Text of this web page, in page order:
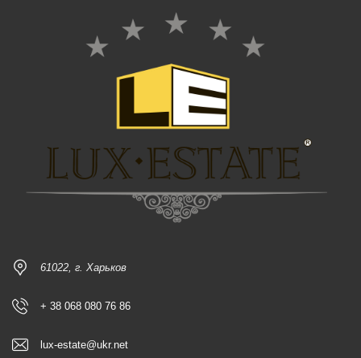
61022, г. Харьков
+ 38 068 080 76 86
lux-estate@ukr.net